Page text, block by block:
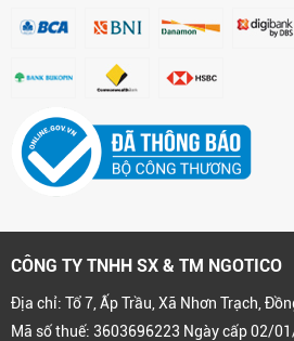
CÔNG TY TNHH SX & TM NGOTICO
Địa chỉ: Tổ 7, Ấp Trầu, Xã Nhơn Trạch,
Mã số thuế: 3603696223 Ngày cấp 02/